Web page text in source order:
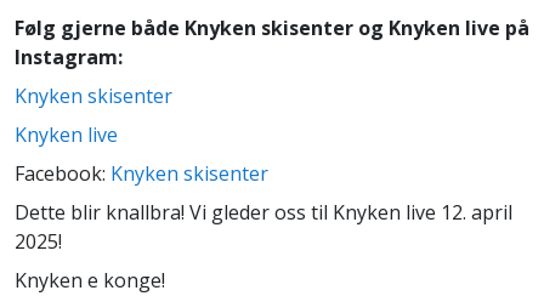
Følg gjerne både Knyken skisenter og Knyken live på
Instagram:
Knyken skisenter
Knyken live
Facebook: Knyken skisenter
Dette blir knallbra! Vi gleder oss til Knyken live 12. april
2025!
Knyken e konge!